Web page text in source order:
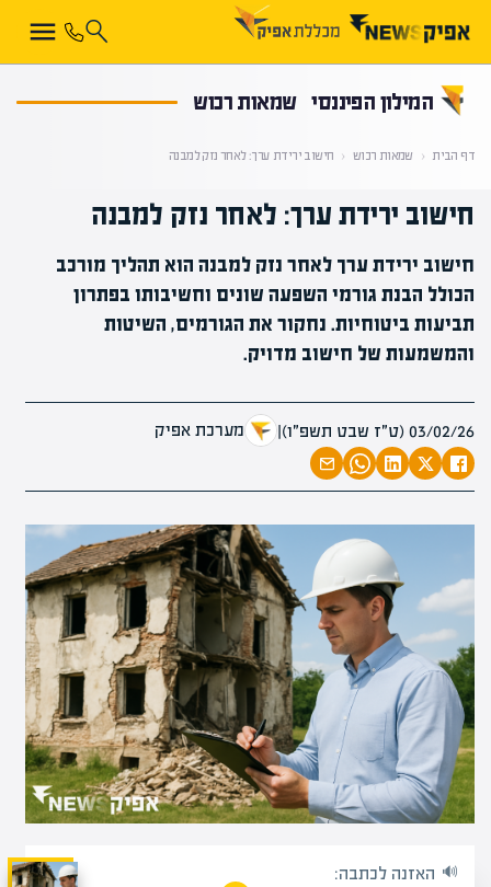
המילון הפיננסי שמאות רכוש
דף הבית ‹ שמאות רכוש ‹ חישוב ירידת ערך: לאחר נזק למבנה
חישוב ירידת ערך: לאחר נזק למבנה
חישוב ירידת ערך לאחר נזק למבנה הוא תהליך מורכב
הכולל הבנת גורמי השפעה שונים וחשיבותו בפתרון
תביעות ביטוחיות. נחקור את הגורמים, השיטות
והמשמעות של חישוב מדויק.
03/02/26 (ט״ז שבט תשפ״ו) | מערכת אפיק
האזנה לכתבה: